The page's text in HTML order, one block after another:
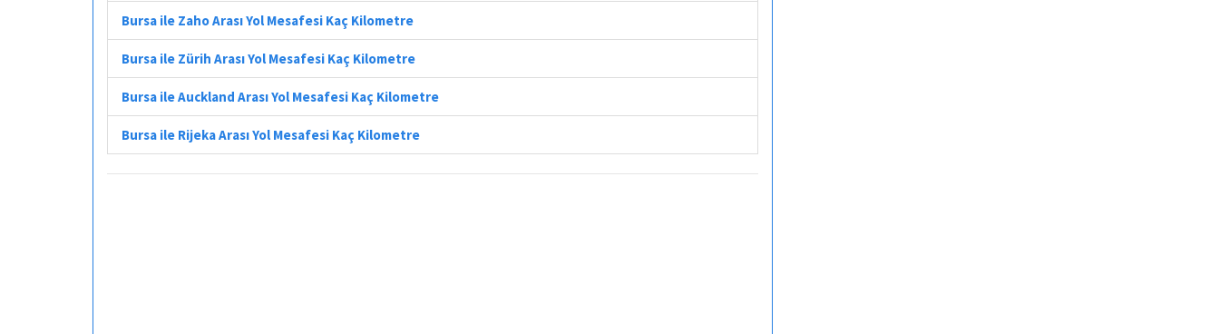
Bursa ile Zaho Arası Yol Mesafesi Kaç Kilometre
Bursa ile Zürih Arası Yol Mesafesi Kaç Kilometre
Bursa ile Auckland Arası Yol Mesafesi Kaç Kilometre
Bursa ile Rijeka Arası Yol Mesafesi Kaç Kilometre